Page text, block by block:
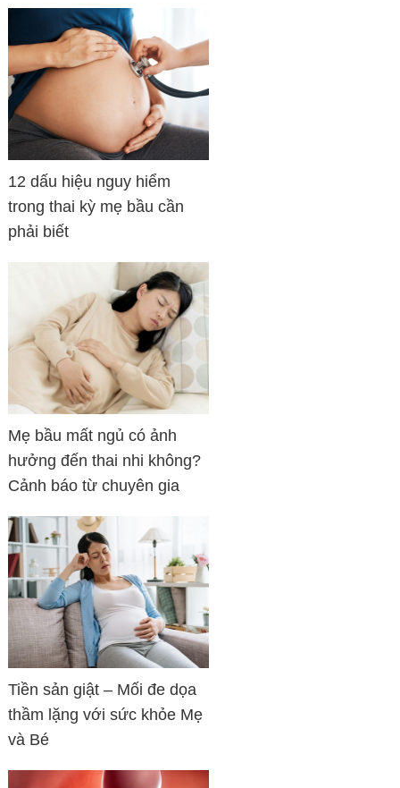
12 dấu hiệu nguy hiểm
trong thai kỳ mẹ bầu cần
phải biết
Mẹ bầu mất ngủ có ảnh
hưởng đến thai nhi không?
Cảnh báo từ chuyên gia
Tiền sản giật – Mối đe dọa
thầm lặng với sức khỏe Mẹ
và Bé